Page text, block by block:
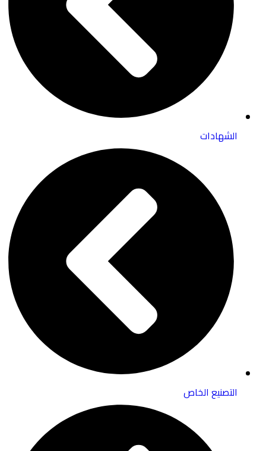
الشهادات
التصنيع الخاص